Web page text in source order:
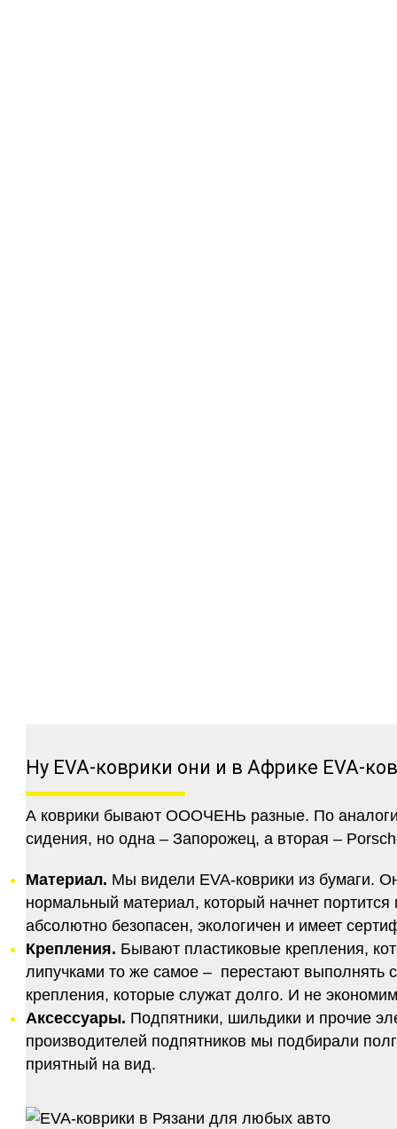
Ну EVA-коврики они и в Африке EVA-
А коврики бывают ОООЧЕНЬ разные. По
сидения, но одна – Запорожец, а вторая –
Материал. Мы видели EVA-коврики из бумаги.
нормальный материал, который начнет
абсолютно безопасен, экологичен и имеет
Крепления. Бывают пластиковые крепления,
липучками то же самое – перестают
крепления, которые служат долго. И не
Аксессуары. Подпятники, шильдики и прочие
производителей подпятников мы подбирали
приятный на вид.